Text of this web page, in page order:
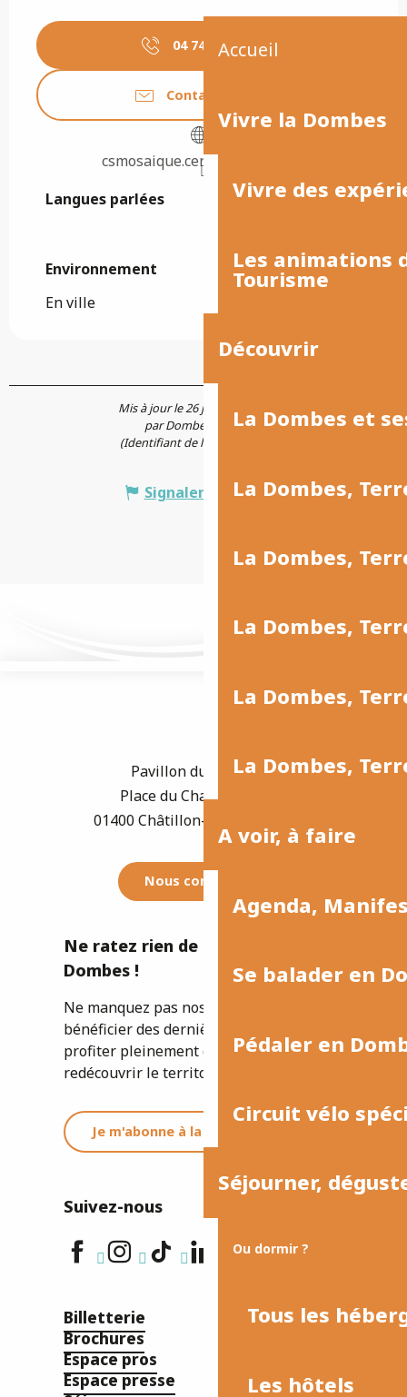
Accueil
Vivre la Dombes
Vivre des
Les animations
Tourisme
Découvrir
La Dombes et
La Dombes,
La Dombes,
La Dombes,
La Dombes,
La Dombes,
A voir, à faire
Agenda,
Se balader en
Pédaler en
Circuit vélo
Séjourner,
Ou dormir ?
Tous les
Les hôtels
04 74 61 73▒▒
Contactez-nous
csmosaique.centres-sociaux.fr
Langues parlées
Langues parlées
Environnement
Environnement
En ville
Mis à jour le 26 juin 2026 à 16:30
par Dombes Tourisme
(Identifiant de l'offre :
Signaler une erreur
Pavillon du Tourisme
Place du Champ de Foire
01400 Châtillon-sur-Chalaronne
Nous contacter
Ne ratez rien de l'actualité de la
Dombes !
Ne manquez pas nos newsletters pour
bénéficier des dernières informations et
profiter pleinement de votre séjour ou
redécouvrir le territoire.
Je m'abonne à la newsletter
Suivez-nous
Billetterie
Brochures
Espace pros
Espace presse